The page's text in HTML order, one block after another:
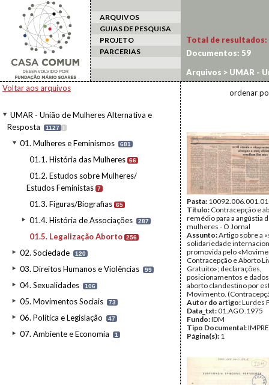
ARQUIVOS
GUIAS DE PESQUISA
PROJETO
PARCERIAS
Voltar aos arquivos
UMAR - União de Mulheres Alternativa e
Resposta
1127 I
01. Mulheres e Feminismos 681
01.1. História das Mulheres 66
01.2. Estudos sobre Mulheres/
Estudos Feministas 7
01.3. Figuras/Biografias 65
01.4. História de Associações 287
01.5. Legalização Aborto 256
02. Sociedade 120
03. Direitos Humanos e Violências 99
04. Sexualidades 106
05. Movimentos Sociais 73
06. Política e Legislação 47
07. Ambiente e Economia 1
Total de resultados:
Documentos: 59
Arquivos > UMAR -
Legalização Aborto
ordenar
Pasta:
Título: Contracepção e
remédio para a angústia
mulheres - O Jornal
Assunto:Artigo sobre a
solidariedade
promovida pelo
Contracepção e Aborto
Gratuito»; declarações,
posicionamentos e
aborto clandestino por
Movimento.
Autor do artigo:Lurdes
Data_txt:01.AGO.1975
Fundo:IDM
Tipo Documental:
Página(s): 1